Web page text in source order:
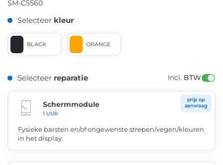
SM-C5560
Selecteer kleur
BLACK ORANGE
Selecteer reparatie Incl. BTW
Schermmodule
1 UUR
prijs op
aanvraag
Fysieke barsten en/of ongewenste strepen/vegen/kleuren
in het display.